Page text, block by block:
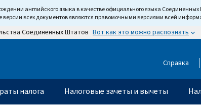
английского языка в качестве официального языка
версии всех документов являются правомочными версиями всей
Соединенных Штатов Вот как это можно распознать
Справка
налога Налоговые зачеты и вычеты